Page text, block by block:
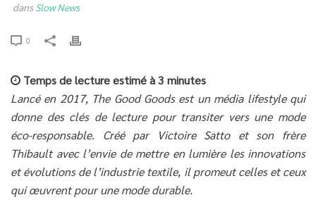
dansSlow News
0
Temps de lecture estimé à 3 minutes
Lancé en 2017, The Good Goods est un média lifestyle qui
donne des clés de lecture pour transiter vers une mode
éco-responsable. Créé par Victoire Satto et son frère
Thibault avec l’envie de mettre en lumière les innovations
et évolutions de l’industrie textile, il promeut celles et ceux
qui œuvrent pour une mode durable.